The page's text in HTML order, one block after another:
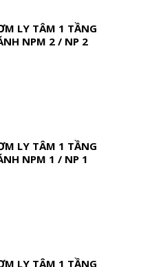
LY TÂM 1 TẦNG
NPM 2 / NP 2
LY TÂM 1 TẦNG
NPM 1 / NP 1
LY TÂM 1 TẦNG